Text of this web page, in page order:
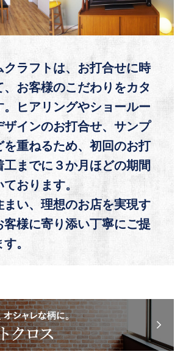
クラフトは、お打合せに時
、お客様のこだわりをカタ
ヒアリングやショールー
ザインのお打合せ、サンプ
重ねるため、 初回のお打
までに３か月ほどの期間
おります。
まい、理想のお店を実現す
客様に寄り添い丁寧にご提
。